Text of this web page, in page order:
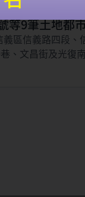
義區三興段
等9筆土地都
義區信義路四段、
、文昌街及光復